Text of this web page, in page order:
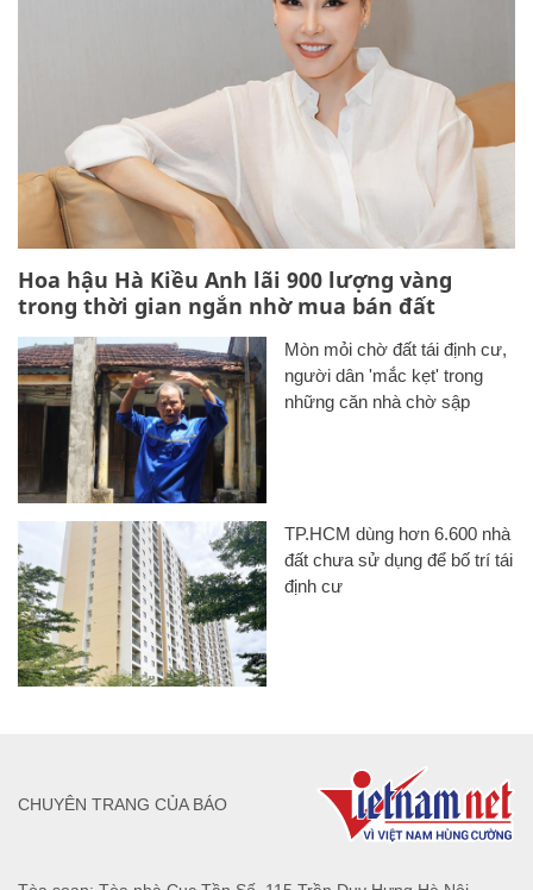
Hoa hậu Hà Kiều Anh lãi 900 lượng vàng
trong thời gian ngắn nhờ mua bán đất
Mòn mỏi chờ đất tái định cư,
người dân 'mắc kẹt' trong
những căn nhà chờ sập
TP.HCM dùng hơn 6.600 nhà
đất chưa sử dụng để bố trí tái
định cư
CHUYÊN TRANG CỦA BÁO